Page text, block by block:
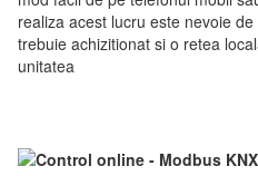
realiza acest lucru este nevoie
trebuie achizitionat si o retea
unitatea